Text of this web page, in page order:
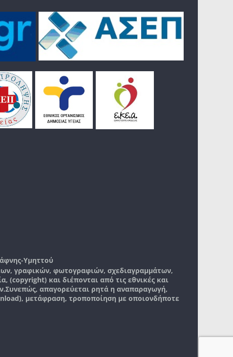
Υμηττού
γραφικών, φωτογραφιών, σχεδιαγραμμάτων,
(copyright) και διέπονται από τις εθνικές και
Συνεπώς, απαγορεύεται ρητά η αναπαραγωγή,
μετάφραση, τροποποίηση με οποιονδήποτε